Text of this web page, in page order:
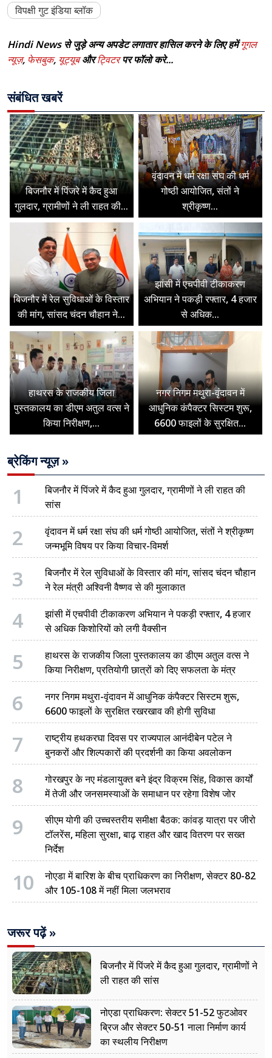
विपक्षी गुट इंडिया ब्लॉक
Hindi News से जुड़े अन्य अपडेट लगातार हासिल करने के लिए हमेंगूगल
न्यूज़, फेसबुक, यूट्यूबऔरट्विटरपर फॉलो करे...
संबंधित खबरें
बिजनौर में पिंजरे में कैद हुआ
गुलदार, ग्रामीणों ने ली राहत की...
वृंदावन में धर्म रक्षा संघ की धर्म
गोष्ठी आयोजित, संतों ने
श्रीकृष्ण...
बिजनौर में रेल सुविधाओं के विस्तार
की मांग, सांसद चंदन चौहान ने...
झांसी में एचपीवी टीकाकरण
अभियान ने पकड़ी रफ्तार, 4 हजार
से अधिक...
हाथरस के राजकीय जिला
पुस्तकालय का डीएम अतुल वत्स ने
किया निरीक्षण,...
नगर निगम मथुरा-वृंदावन में
आधुनिक कंपैक्टर सिस्टम शुरू,
6600 फाइलों के सुरक्षित...
ब्रेकिंग न्यूज़ »
1
बिजनौर में पिंजरे में कैद हुआ गुलदार, ग्रामीणों ने ली राहत की
सांस
2
वृंदावन में धर्म रक्षा संघ की धर्म गोष्ठी आयोजित, संतों ने श्रीकृष्ण
जन्मभूमि विषय पर किया विचार-विमर्श
3
बिजनौर में रेल सुविधाओं के विस्तार की मांग, सांसद चंदन चौहान
ने रेल मंत्री अश्विनी वैष्णव से की मुलाकात
4
झांसी में एचपीवी टीकाकरण अभियान ने पकड़ी रफ्तार, 4 हजार
से अधिक किशोरियों को लगी वैक्सीन
5
हाथरस के राजकीय जिला पुस्तकालय का डीएम अतुल वत्स ने
किया निरीक्षण, प्रतियोगी छात्रों को दिए सफलता के मंत्र
6
नगर निगम मथुरा-वृंदावन में आधुनिक कंपैक्टर सिस्टम शुरू,
6600 फाइलों के सुरक्षित रखरखाव की होगी सुविधा
7
राष्ट्रीय हथकरघा दिवस पर राज्यपाल आनंदीबेन पटेल ने
बुनकरों और शिल्पकारों की प्रदर्शनी का किया अवलोकन
8
गोरखपुर के नए मंडलायुक्त बने इंद्र विक्रम सिंह, विकास कार्यों
में तेजी और जनसमस्याओं के समाधान पर रहेगा विशेष जोर
9
सीएम योगी की उच्चस्तरीय समीक्षा बैठक: कांवड़ यात्रा पर जीरो
टॉलरेंस, महिला सुरक्षा, बाढ़ राहत और खाद वितरण पर सख्त
निर्देश
10
नोएडा में बारिश के बीच प्राधिकरण का निरीक्षण, सेक्टर 80-82
और 105-108 में नहीं मिला जलभराव
जरूर पढ़ें »
बिजनौर में पिंजरे में कैद हुआ गुलदार, ग्रामीणों ने
ली राहत की सांस
नोएडा प्राधिकरण: सेक्टर 51-52 फुटओवर
ब्रिज और सेक्टर 50-51 नाला निर्माण कार्य
का स्थलीय निरीक्षण